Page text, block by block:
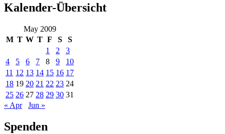
Kalender-Übersicht
May 2009
M T W T F S
S
1
2
3
4
5 6 7 8 9
10
11 12 13 14 15 16 17
18 19 20 21 22 23 24
25 26 27 28 29 30 31
« Apr
Jun »
Spenden